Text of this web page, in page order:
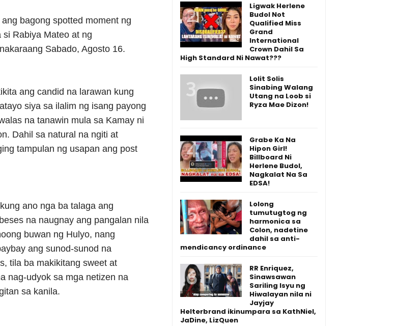
bagong spotted moment ng
Rabiya Mateo at ng
Sabado, Agosto 16.
ang candid na larawan kung
siya sa ilalim ng isang payong
na tanawin mula sa Kamay ni
Dahil sa natural na ngiti at
tampulan ng usapan ang post
ano nga ba talaga ang
na naugnay ang pangalan nila
buwan ng Hulyo, nang
ang sunod-sunod na
tila ba makikitang sweet at
nag-udyok sa mga netizen na
sa kanila.
Ligwak Herlene
Budol Not
Qualified Miss
Grand
International
Crown Dahil Sa
High Standard Ni Nawat???
Lolit Solis
Sinabing Walang
Utang na Loob si
Ryza Mae Dizon!
Grabe Ka Na
Hipon Girl!
Billboard Ni
Herlene Budol,
Nagkalat Na Sa
EDSA!
Lolong
tumutugtog ng
harmonica sa
Colon, nadetine
dahil sa anti-
mendicancy ordinance
RR Enriquez,
Sinawsawan
Sariling Isyu ng
Hiwalayan nila ni
Jayjay
Helterbrand ikinumpara sa KathNiel,
JaDine, LizQuen